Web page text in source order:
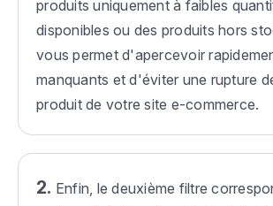
produits uniquement à faibles
disponibles ou des produits hors
vous permet d'apercevoir
manquants et d'éviter une rupture
produit de votre site e-commerce.
2. Enfin, le deuxième filtre